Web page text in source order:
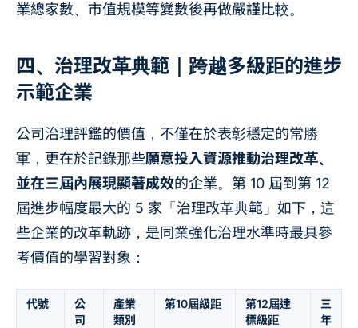
業總家數、市值規模等變數後再做嚴謹比較。
四、治理改革典範｜跨越多級距的進步
示範企業
公司治理評鑑的價值，不僅在於表彰穩定的常勝
軍，更在於記錄那些願意投入資源推動治理改革、
並在三屆內展現顯著成效的企業。第 10 屆到第 12
屆進步幅度最大的 5 家「治理改革典範」如下，這
些企業的改革軌跡，是同業強化治理水準時最具參
考價值的學習對象：
代號
公
司
產業
類別
第10屆級距
第12屆達
標級距
三
年